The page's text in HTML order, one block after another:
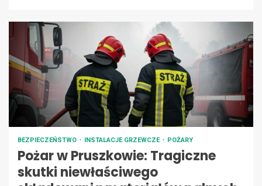
BEZPIECZEŃSTWO INSTALACJE GRZEWCZE POŻARY
Pożar w Pruszkowie: Tragiczne
skutki niewłaściwego